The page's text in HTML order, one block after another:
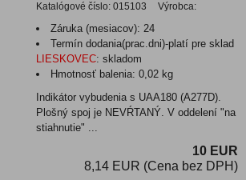
Katalógové číslo: 015103 Výrobca:
Záruka (mesiacov): 24
Termín dodania(prac.dni)-platí pre sklad
LIESKOVEC: skladom
Hmotnosť balenia:0,02 kg
Indikátor vybudenia s UAA180 (A277D).
Plošný spoj je NEVŔTANÝ. V oddelení "na
stiahnutie" ...
10 EUR
8,14 EUR (Cena bez DPH)